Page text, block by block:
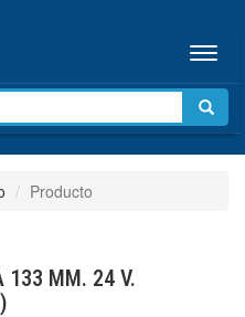
Menú
Producto
133 MM. 24 V.